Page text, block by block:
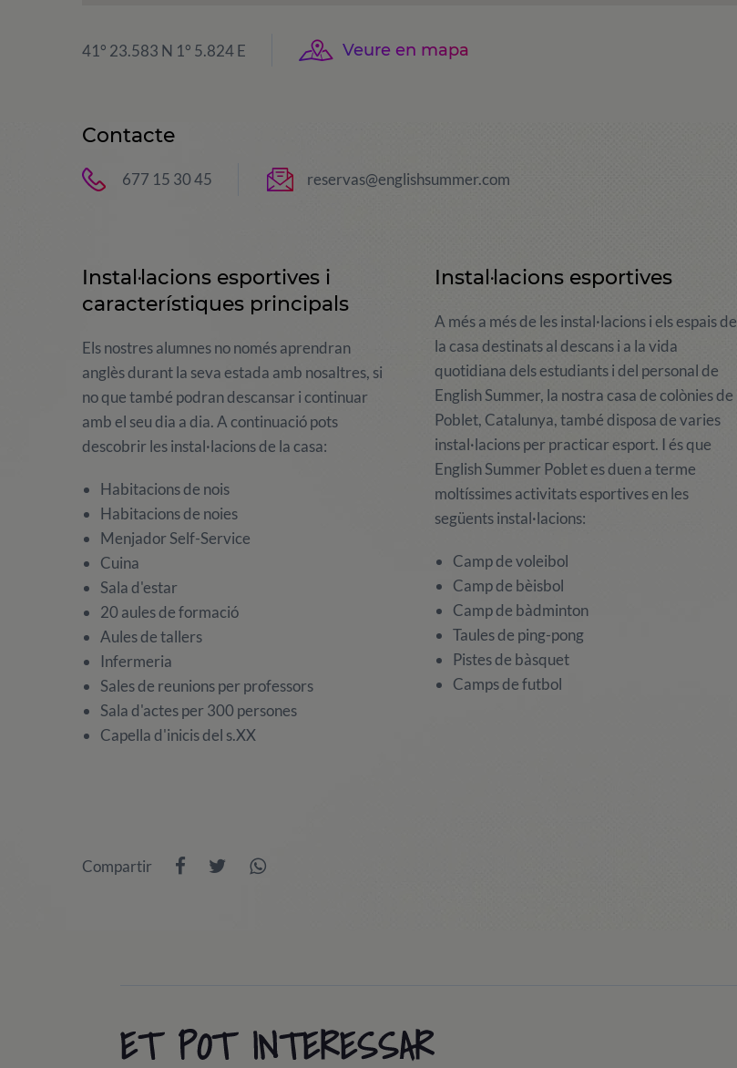
41° 23.583 N 1° 5.824 E Veure en mapa
Contacte
677 15 30 45 reservas@englishsummer.com
Instal·lacions esportives i
característiques principals
Els nostres alumnes no només aprendran
anglès durant la seva estada amb nosaltres, si
no que també podran descansar i continuar
amb el seu dia a dia. A continuació pots
descobrir les instal·lacions de la casa:
Habitacions de nois
Habitacions de noies
Menjador Self-Service
Cuina
Sala d'estar
20 aules de formació
Aules de tallers
Infermeria
Sales de reunions per professors
Sala d'actes per 300 persones
Capella d'inicis del s.XX
Instal·lacions esportives
A més a més de les instal·lacions i els espais de
la casa destinats al descans i a la vida
quotidiana dels estudiants i del personal de
English Summer, la nostra casa de colònies de
Poblet, Catalunya, també disposa de varies
instal·lacions per practicar esport. I és que
English Summer Poblet es duen a terme
moltíssimes activitats esportives en les
següents instal·lacions:
Camp de voleibol
Camp de bèisbol
Camp de bàdminton
Taules de ping-pong
Pistes de bàsquet
Camps de futbol
Compartir
ET POT INTERESSAR